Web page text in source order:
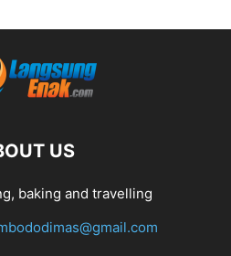
US
baking and travelling